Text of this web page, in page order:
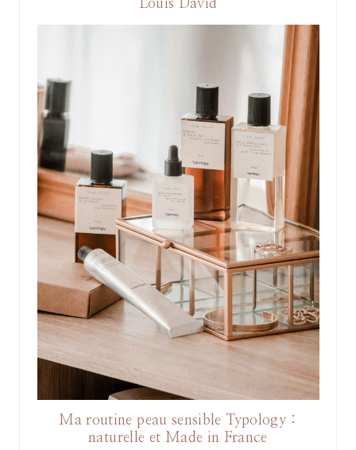
Louis David
Ma routine peau sensible Typology :
naturelle et Made in France